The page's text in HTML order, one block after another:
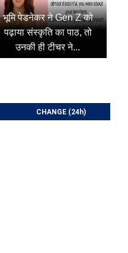
भूमि पेडनेकर ने Gen Z को
पढ़ाया संस्कृति का पाठ, तो
उनकी ही टीचर ने...